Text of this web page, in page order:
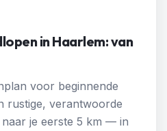
in Haarlem: van
voor beginnende
rustige, verantwoorde
je eerste 5 km — in